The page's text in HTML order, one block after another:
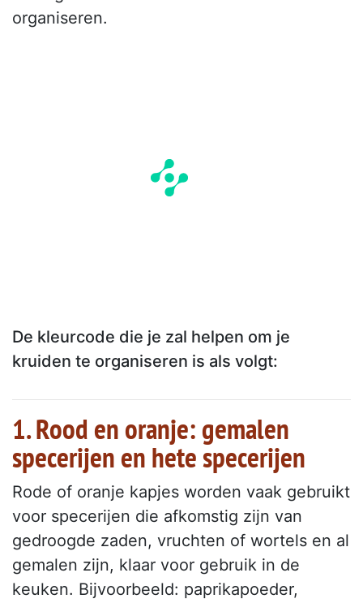
organiseren.
De kleurcode die je zal helpen om je
kruiden te organiseren is als volgt:
1. Rood en oranje: gemalen
specerijen en hete specerijen
Rode of oranje kapjes worden vaak gebruikt
voor specerijen die afkomstig zijn van
gedroogde zaden, vruchten of wortels en al
gemalen zijn, klaar voor gebruik in de
keuken. Bijvoorbeeld: paprikapoeder,